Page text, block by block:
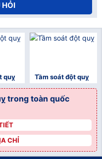
quỵ
">
Tầm soát đột quỵ
trong toàn quốc
CHỈ